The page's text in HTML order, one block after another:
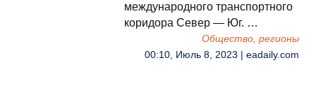
международного транспортного
коридора Север — Юг. …
Общество, регионы
00:10, Июль 8, 2023 | eadaily.com